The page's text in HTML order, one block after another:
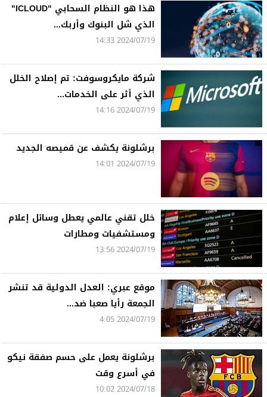
هذا هو النظام السحابي "ICLOUD"
الذي شل البنوك وأربك...
2024/07/19 14:33
شركة مايكروسوفت: تم إصلاح الخلل
الذي أثر على الخدمات...
2024/07/19 14:16
برشلونة يكشف عن قميصه الجديد
2024/07/19 14:01
خلل تقني عالمي يعطل وسائل إعلام
ومستشفيات ومطارات
2024/07/19 13:56
موقع عبري: العدل الدولية قد تنشر
الجمعة رأيا صعبا ضد...
2024/07/19 4:05
برشلونة يعمل على حسم صفقة نيكو
في أسرع وقت
2024/07/18 10:02